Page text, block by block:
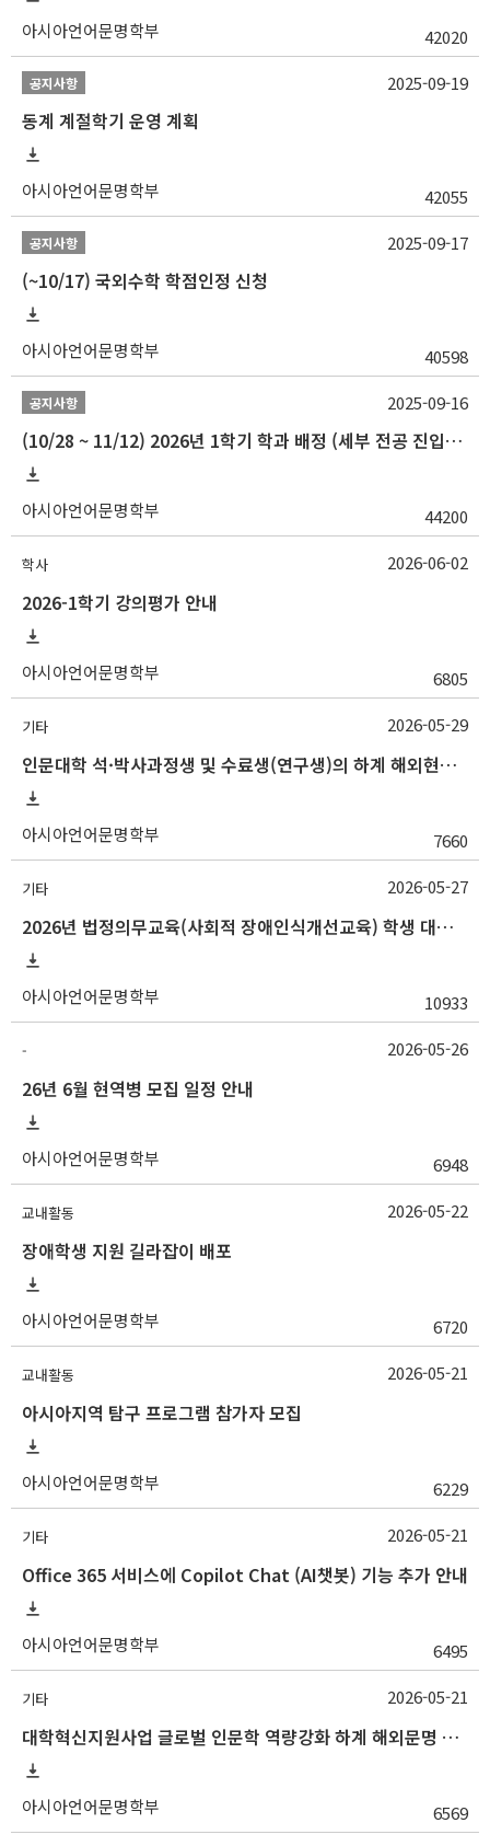
아시아언어문명학부 42020
공지사항
동계 계절학기 운영 계획
아시아언어문명학부 42055
2025-09-19
공지사항
(~10/17) 국외수학 학점인정 신청
아시아언어문명학부 40598
2025-09-17
공지사항
(10/28 ~ 11/12) 2026년 1학기 학과 배정 (세부 전공 진입) 안내
아시아언어문명학부 44200
2025-09-16
학사
2026-1학기 강의평가 안내
아시아언어문명학부 6805
2026-06-02
기타
인문대학 석·박사과정생 및 수료생(연구생)의 하계 해외현지조사 경비 지원 안내
아시아언어문명학부 7660
2026-05-29
기타
2026년 법정의무교육(사회적 장애인식개선교육) 학생 대상 온라인 콘텐츠 변경 안내
아시아언어문명학부 10933
2026-05-27
-
26년 6월 현역병 모집 일정 안내
아시아언어문명학부 6948
2026-05-26
교내활동
장애학생 지원 길라잡이 배포
아시아언어문명학부 6720
2026-05-22
교내활동
아시아지역 탐구 프로그램 참가자 모집
아시아언어문명학부 6229
2026-05-21
기타
Office 365 서비스에 Copilot Chat (AI챗봇) 기능 추가 안내
아시아언어문명학부 6495
2026-05-21
기타
대학혁신지원사업 글로벌 인문학 역량강화 하계 해외문명 탐방 프로그램 개최 안내
아시아언어문명학부 6569
2026-05-21